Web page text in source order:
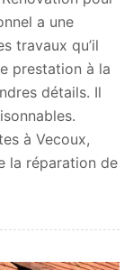
a une
travaux qu’il
prestation à la
détails. Il
à Vecoux,
la réparation de